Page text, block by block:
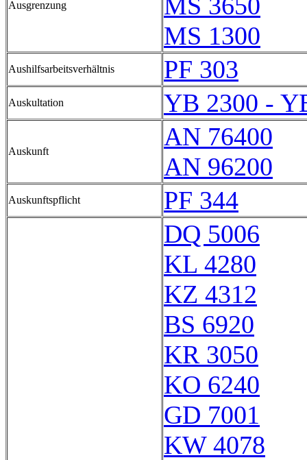
Ausgrenzung
MS 1300
Aushilfsarbeitsverhältnis PF 303
Auskultation YB 2300 -
Auskunft
AN 76400
AN 96200
Auskunftspflicht PF 344
DQ 5006
KL 4280
KZ 4312
BS 6920
KR 3050
KO 6240
GD 7001
KW 4078